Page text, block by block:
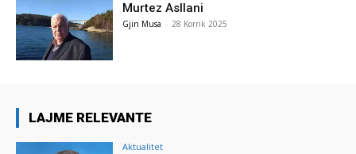
Murtez Asllani
Gjin Musa - 28 Korrik 2025
LAJME RELEVANTE
Aktualitet